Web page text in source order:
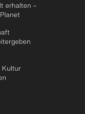
Hauptinhalt
erhalten –
Kultur